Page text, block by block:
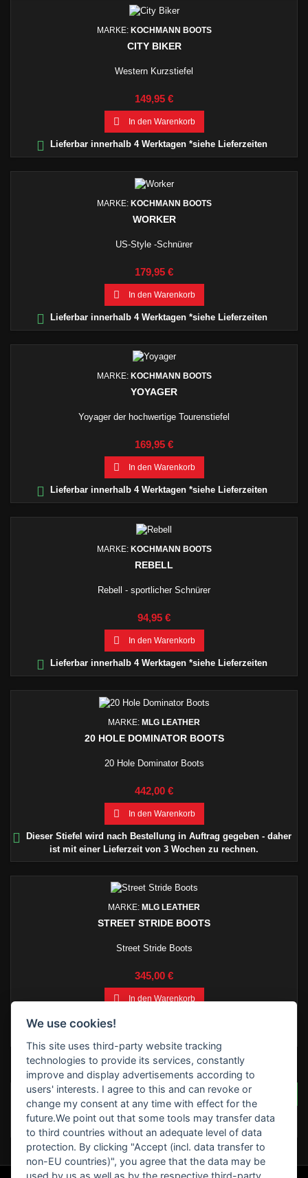
MARKE: KOCHMANN BOOTS
CITY BIKER
Western Kurzstiefel
Preis
149,95 €
 In den Warenkorb
 Lieferbar innerhalb 4 Werktagen *siehe Lieferzeiten
MARKE: KOCHMANN BOOTS
WORKER
US-Style -Schnürer
Preis
179,95 €
 In den Warenkorb
 Lieferbar innerhalb 4 Werktagen *siehe Lieferzeiten
MARKE: KOCHMANN BOOTS
YOYAGER
Yoyager der hochwertige Tourenstiefel
Preis
169,95 €
 In den Warenkorb
 Lieferbar innerhalb 4 Werktagen *siehe Lieferzeiten
MARKE: KOCHMANN BOOTS
REBELL
Rebell - sportlicher Schnürer
Preis
94,95 €
 In den Warenkorb
 Lieferbar innerhalb 4 Werktagen *siehe Lieferzeiten
MARKE: MLG LEATHER
20 HOLE DOMINATOR BOOTS
20 Hole Dominator Boots
Preis
442,00 €
 In den Warenkorb

Dieser Stiefel wird nach Bestellung in Auftrag gegeben - daher
ist mit einer Lieferzeit von 3 Wochen zu rechnen.
MARKE: MLG LEATHER
STREET STRIDE BOOTS
Street Stride Boots
Preis
345,00 €
 In den Warenkorb
Dieser Stiefel wird nach Bestellung in Auftrag gegeben - daher
BEWERTUNGEN
SCHREIBEN SIE IHRE BEWERTUNG
Seien Sie der Erste, der
eine Bewertung schreibt
!
We use cookies!
This site uses third-party website tracking
technologies to provide its services, constantly
improve and display advertisements according to
users' interests. I agree to this and can revoke or
change my consent at any time with effect for the
future.We point out that some tools may transfer data
to third countries without an adequate level of data
protection. By clicking "Accept (incl. data transfer to
non-EU countries)", you agree that the data may be